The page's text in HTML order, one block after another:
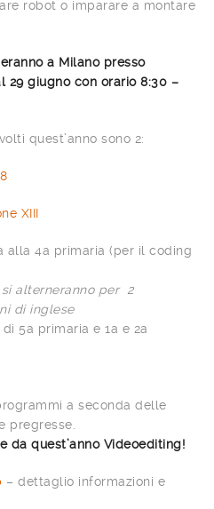
robot o imparare a montare
a Milano presso
29 giugno con orario 8:30 –
quest’anno sono 2:
alla 4a primaria (per il coding
alterneranno per 2
di inglese
5a primaria e 1a e 2a
a seconda delle
pregresse.
da quest’anno Videoediting!
– dettaglio informazioni e